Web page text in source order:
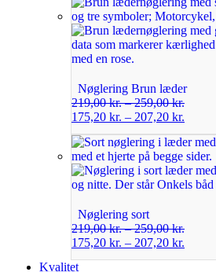
Nøglering Brun læder
219,00kr.–259,00kr.
175,20 kr. – 207,20 kr.
Nøglering sort
219,00kr.–259,00kr.
175,20 kr. – 207,20 kr.
Kvalitet